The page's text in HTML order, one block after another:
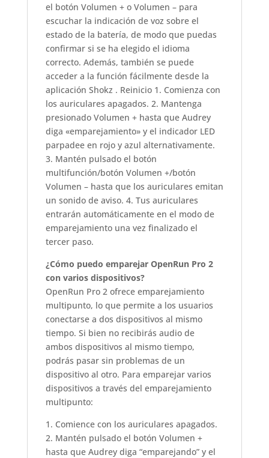
el botón Volumen + o Volumen – para
escuchar la indicación de voz sobre el
estado de la batería, de modo que puedas
confirmar si se ha elegido el idioma
correcto. Además, también se puede
acceder a la función fácilmente desde la
aplicación Shokz . Reinicio 1. Comienza con
los auriculares apagados. 2. Mantenga
presionado Volumen + hasta que Audrey
diga «emparejamiento» y el indicador LED
parpadee en rojo y azul alternativamente.
3. Mantén pulsado el botón
multifunción/botón Volumen +/botón
Volumen – hasta que los auriculares emitan
un sonido de aviso. 4. Tus auriculares
entrarán automáticamente en el modo de
emparejamiento una vez finalizado el
tercer paso.
¿Cómo puedo emparejar OpenRun Pro 2
con varios dispositivos?
OpenRun Pro 2 ofrece emparejamiento
multipunto, lo que permite a los usuarios
conectarse a dos dispositivos al mismo
tiempo. Si bien no recibirás audio de
ambos dispositivos al mismo tiempo,
podrás pasar sin problemas de un
dispositivo al otro. Para emparejar varios
dispositivos a través del emparejamiento
multipunto:
1. Comience con los auriculares apagados.
2. Mantén pulsado el botón Volumen +
hasta que Audrey diga “emparejando” y el